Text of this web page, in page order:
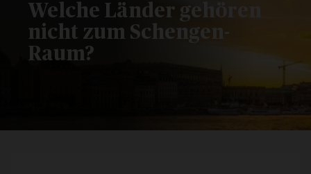
Welche Länder gehören
nicht zum Schengen-
Raum​?